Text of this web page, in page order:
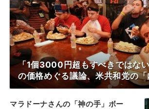
「1個3000円超もすべきではな
の価格めぐる議論、米共和党の
マラドーナさんの「神の手」ボー